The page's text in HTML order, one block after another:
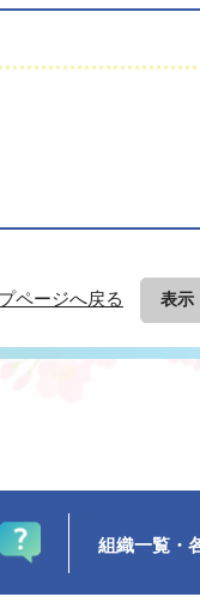
ページへ戻る 表示
組織一覧・